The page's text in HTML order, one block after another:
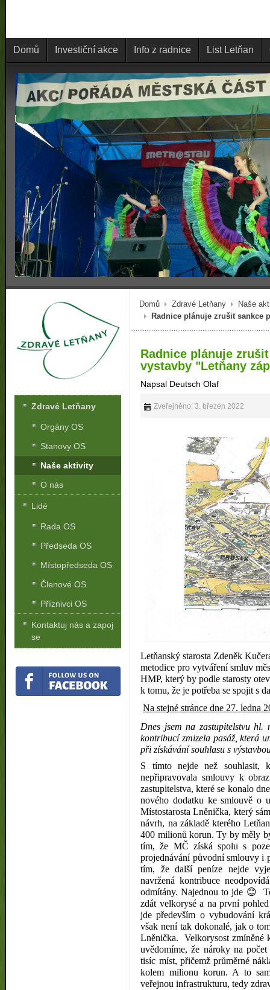
Domů Investiční akce Info z radnice List Letňan
Domů Zdravé Letňany
Naše
Radnice plánuje zrušit sankce
Radnice plánuje
vystavby "Letňany
Napsal Deutsch Olaf
Zveřejněno: 3. březen 2022
Letňanský starosta Zdeněk
metodice pro vytváření smluv
HMP, který by podle starosty
k tomu, že je potřeba se spojit s
Na stejné stránce dne 27. ledna
Dnes jsem na zastupitelstvu
kontribucí zmizela pasáž, která
při získávání souhlasu s
S tímto nejde než souhlasit,
nepřipravovala smlouvy k
zastupitelstva, které se konalo
nového dodatku ke smlouvě o
Místostarosta Lněnička, který
návrh, na základě kterého
400 milionů korun. Ty by měly
tím, že MČ získá spolu s
projednávání původní smlouvy i
tím, že další peníze nejde
navržená kontribuce
odmítány. Najednou to jde 😊
zdát velkorysé a na první
jde především o vybudování
však není tak dokonalé, jak o
Lněnička.Velkorysost
uvědomíme, že nároky na
tisíc míst, přičemž průměrné
kolem milionu korun. A to
veřejnou infrastrukturu, tedy
Zdravé Letňany
Orgány OS
Stanovy OS
Naše aktivity
O nás
Lidé
Rada OS
Předseda OS
Místopředseda OS
Členové OS
Příznivci OS
Kontaktuj nás a zapoj
se